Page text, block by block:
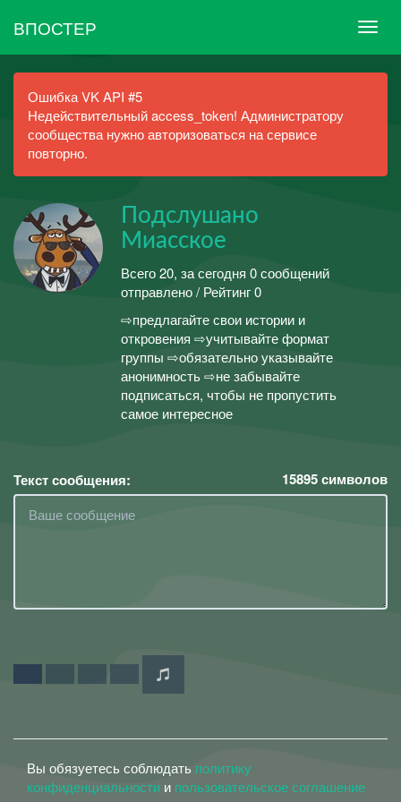
ВПОСТЕР
Ошибка VK API #5
Недействительный access_token! Администратору
сообщества нужно авторизоваться на сервисе
повторно.
Подслушано
Миасское
Всего 20, за сегодня 0 сообщений
отправлено / Рейтинг 0
⇨предлагайте свои истории и
откровения ⇨учитывайте формат
группы ⇨обязательно указывайте
анонимность ⇨не забывайте
подписаться, чтобы не пропустить
самое интересное
Текст сообщения: 15895символов
Вы обязуетесь соблюдать политику
конфиденциальности и пользовательское соглашение